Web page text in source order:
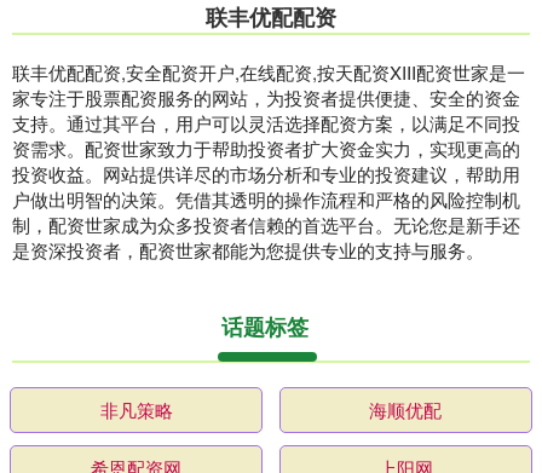
联丰优配配资
联丰优配配资,安全配资开户,在线配资,按天配资XIII‌配资世家是一
家专注于股票配资服务的网站，为投资者提供便捷、安全的资金
支持。通过其平台，用户可以灵活选择配资方案，以满足不同投
资需求。配资世家致力于帮助投资者扩大资金实力，实现更高的
投资收益。网站提供详尽的市场分析和专业的投资建议，帮助用
户做出明智的决策。凭借其透明的操作流程和严格的风险控制机
制，配资世家成为众多投资者信赖的首选平台。无论您是新手还
是资深投资者，配资世家都能为您提供专业的支持与服务。
话题标签
非凡策略 海顺优配